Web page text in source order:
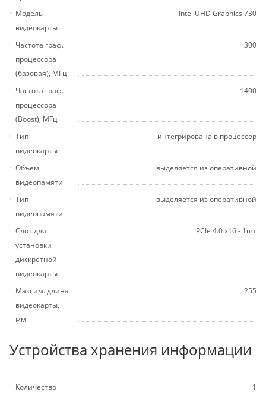
Модель
видеокарты
Intel UHD Graphics 730
Частота граф.
процессора
(базовая), МГц
300
Частота граф.
процессора
(Boost), МГц
1400
Тип
видеокарты
интегрирована в процессор
Объем
видеопамяти
выделяется из оперативной
Тип
видеопамяти
выделяется из оперативной
Слот для
установки
дискретной
видеокарты
PCIe 4.0 x16 - 1шт
Максим. длина
видеокарты,
мм
255
Устройства хранения информации
Количество
1